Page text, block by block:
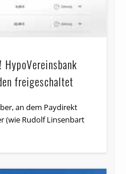
freigeschaltet
an dem Paydirekt
(wie Rudolf Linsenbart